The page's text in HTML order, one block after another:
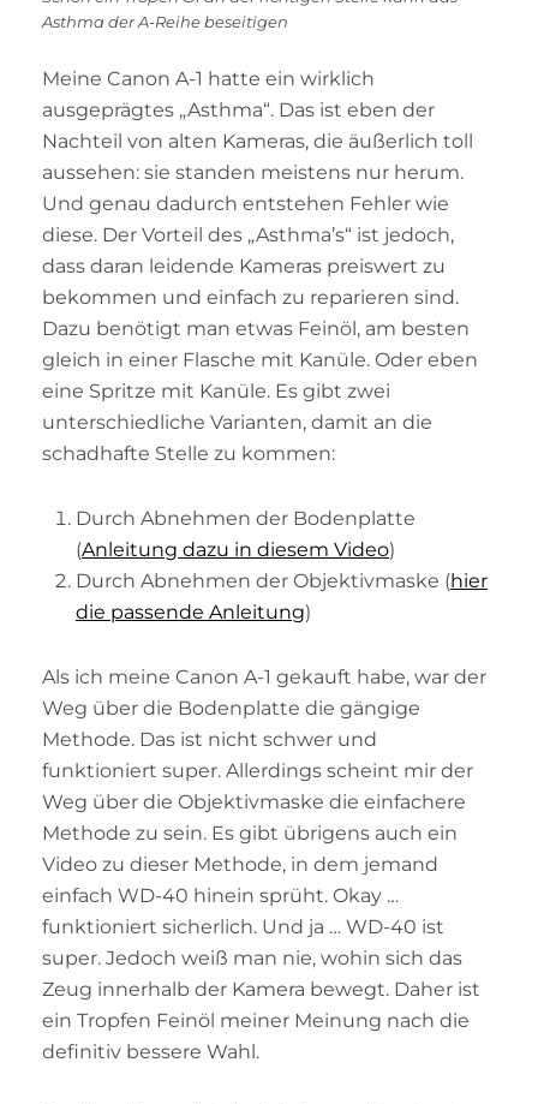
Asthma der A-Reihe beseitigen
Meine Canon A-1 hatte ein wirklich
ausgeprägtes „Asthma“. Das ist eben der
Nachteil von alten Kameras, die äußerlich toll
aussehen: sie standen meistens nur herum.
Und genau dadurch entstehen Fehler wie
diese. Der Vorteil des „Asthma’s“ ist jedoch,
dass daran leidende Kameras preiswert zu
bekommen und einfach zu reparieren sind.
Dazu benötigt man etwas Feinöl, am besten
gleich in einer Flasche mit Kanüle. Oder eben
eine Spritze mit Kanüle. Es gibt zwei
unterschiedliche Varianten, damit an die
schadhafte Stelle zu kommen:
Durch Abnehmen der Bodenplatte
(Anleitung dazu in diesem Video)
Durch Abnehmen der Objektivmaske (hier
die passende Anleitung)
Als ich meine Canon A-1 gekauft habe, war der
Weg über die Bodenplatte die gängige
Methode. Das ist nicht schwer und
funktioniert super. Allerdings scheint mir der
Weg über die Objektivmaske die einfachere
Methode zu sein. Es gibt übrigens auch ein
Video zu dieser Methode, in dem jemand
einfach WD-40 hinein sprüht. Okay …
funktioniert sicherlich. Und ja … WD-40 ist
super. Jedoch weiß man nie, wohin sich das
Zeug innerhalb der Kamera bewegt. Daher ist
ein Tropfen Feinöl meiner Meinung nach die
definitiv bessere Wahl.